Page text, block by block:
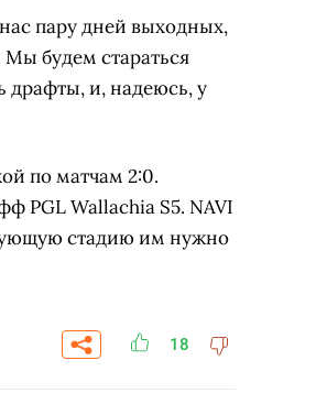
пару дней выходных,
будем стараться
драфты, и, надеюсь, у
по матчам 2:0.
PGL Wallachia S5. NAVI
стадию им нужно
18